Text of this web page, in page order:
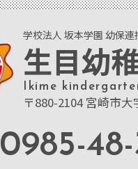
学校法人 坂本学園 幼保
生目幼
Ikime
〒880-2104 宮崎市
0985-